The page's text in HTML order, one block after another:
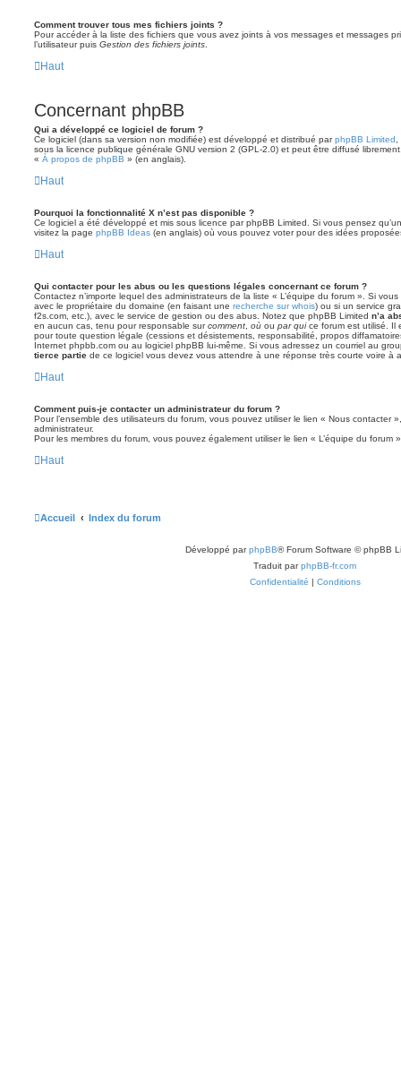
Comment trouver tous mes fichiers joints ?
Pour accéder à la liste des fichiers que vous avez joints à vos messages et messages
l’utilisateur puis Gestion des fichiers joints
Haut
Concernant phpBB
Qui a développé ce logiciel de forum ?
Ce logiciel (dans sa version non modifiée) est développé et distribué parphpBB Limited
sous la licence publique générale GNU version 2 (GPL-2.0) et peut être diffusé
« À propos de phpBB » (en anglais).
Haut
Pourquoi la fonctionnalité X n’est pas disponible ?
Ce logiciel a été développé et mis sous licence par phpBB Limited. Si vous pensez
visitez la page phpBB Ideas (en anglais) où vous pouvez voter pour des idées
Haut
Qui contacter pour les abus ou les questions légales concernant ce forum ?
Contactez n’importe lequel des administrateurs de la liste « L’équipe du forum ». Si
avec le propriétaire du domaine (en faisant une recherche sur whois) ou si un service
f2s.com, etc.), avec le service de gestion ou des abus. Notez que phpBB Limited n’a
en aucun cas, tenu pour responsable surcomment où ou par quice forum est utilisé. Il
pour toute question légale (cessions et désistements, responsabilité, propos
Internet phpbb.com ou au logiciel phpBB lui-même. Si vous adressez un courriel au
tierce partie de ce logiciel vous devez vous attendre à une réponse très courte voire à
Haut
Comment puis-je contacter un administrateur du forum ?
Pour l’ensemble des utilisateurs du forum, vous pouvez utiliser le lien « Nous contacter
administrateur.
Pour les membres du forum, vous pouvez également utiliser le lien « L’équipe du forum
Haut
Accueil Index du forum
Développé parphpBB® Forum Software © phpBB
Traduit parphpBB-fr.com
Confidentialité | Conditions